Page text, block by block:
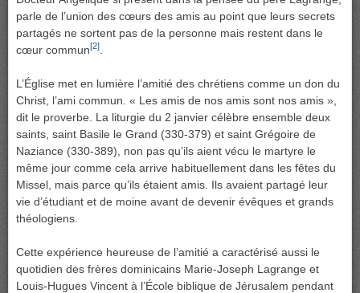
parle de l’union des cœurs des amis au point que leurs secrets
partagés ne sortent pas de la personne mais restent dans le
cœur commun[2]
L’Église met en lumière l’amitié des chrétiens comme un don du
Christ, l’ami commun. « Les amis de nos amis sont nos amis »,
dit le proverbe. La liturgie du 2 janvier célèbre ensemble deux
saints, saint Basile le Grand (330-379) et saint Grégoire de
Naziance (330-389), non pas qu’ils aient vécu le martyre le
même jour comme cela arrive habituellement dans les fêtes du
Missel, mais parce qu’ils étaient amis. Ils avaient partagé leur
vie d’étudiant et de moine avant de devenir évêques et grands
théologiens.
Cette expérience heureuse de l’amitié a caractérisé aussi le
quotidien des frères dominicains Marie-Joseph Lagrange et
Louis-Hugues Vincent à l’École biblique de Jérusalem pendant